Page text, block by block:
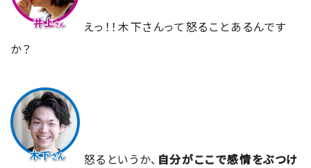
えっ！！木下さんって怒ることあるんです
か？
怒るというか、 自分がここで感情をぶつけ